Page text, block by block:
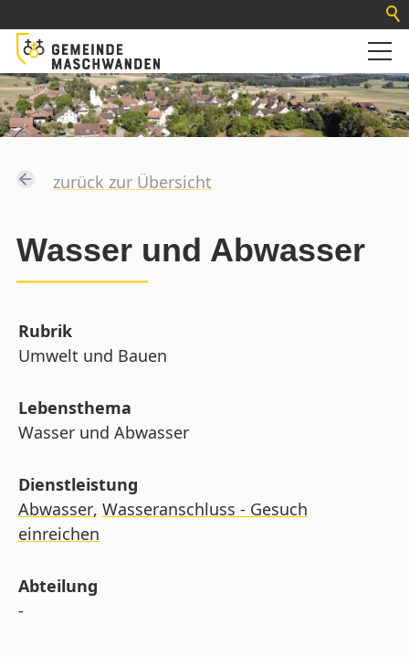
zurück zur Übersicht
Wasser und Abwasser
Rubrik
Umwelt und Bauen
Lebensthema
Wasser und Abwasser
Dienstleistung
Abwasser, Wasseranschluss - Gesuch
einreichen
Abteilung
-